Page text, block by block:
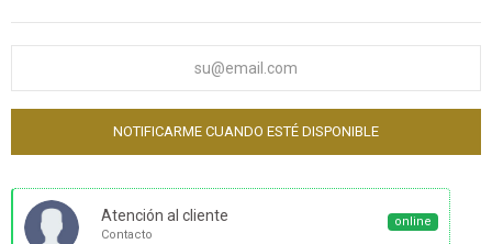
NOTIFICARME CUANDO ESTÉ DISPONIBLE
Atención al cliente
Contacto
online